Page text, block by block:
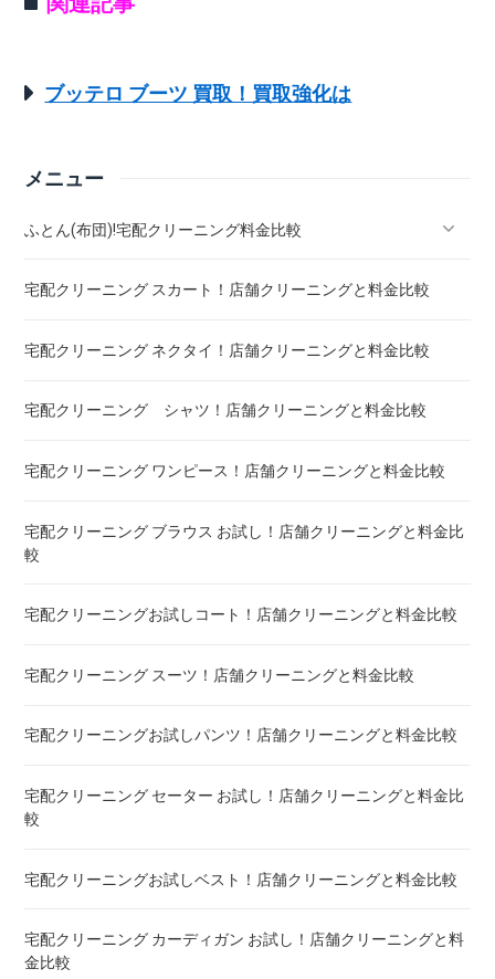
ブッテロ ブーツ 買取！買取強化は
メニュー
ふとん(布団)!宅配クリーニング料金比較
羽毛ふとん(布団)!宅配クリーニング料金比較
こたつ布団 クリーニング ! 料金 比較
布団クリーニング ! ダニ除去率ランキング
布団クリーニング 真空圧縮サービス 料金比較 ! 市販の圧縮袋
宅配クリーニング 絨毯・カーペット ! 料金 比較
宅配クリーニング シーツ ! 安いランキング
布団クリーニング 敷布団 ! 料金 比較
布団クリーニング ベビーふとん ! 料金 比較
宅配クリーニング スカート！店舗クリーニングと料金比較
宅配クリーニング ネクタイ！店舗クリーニングと料金比較
宅配クリーニング シャツ！店舗クリーニングと料金比較
宅配クリーニング ワンピース！店舗クリーニングと料金比較
宅配クリーニング ブラウス お試し！店舗クリーニングと料金比
較
宅配クリーニングお試しコート！店舗クリーニングと料金比較
宅配クリーニング スーツ！店舗クリーニングと料金比較
宅配クリーニングお試しパンツ！店舗クリーニングと料金比較
宅配クリーニング セーター お試し！店舗クリーニングと料金比
較
宅配クリーニングお試しベスト！店舗クリーニングと料金比較
宅配クリーニング カーディガン お試し！店舗クリーニングと料
金比較